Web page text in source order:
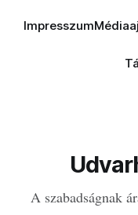
Impresszum
A szabadságnak